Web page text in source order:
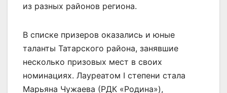
из разных районов региона.
В списке призеров оказались и юные
таланты Татарского района, занявшие
несколько призовых мест в своих
номинациях. Лауреатом I степени стала
Марьяна Чужаева (РДК «Родина»),